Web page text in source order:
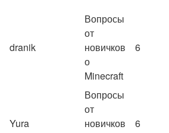
dranik
Вопросы
от
новичков
о
Minecraft
6
Yura
Вопросы
от
новичков
6